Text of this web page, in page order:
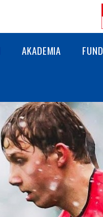
AKADEMIA